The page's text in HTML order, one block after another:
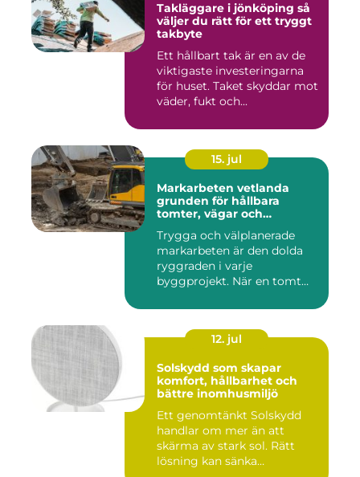
Takläggare i jönköping så
väljer du rätt för ett tryggt
takbyte
Ett hållbart tak är en av de
viktigaste investeringarna
för huset. Taket skyddar mot
väder, fukt och...
15. jul
Markarbeten vetlanda
grunden för hållbara
tomter, vägar och
Trygga och välplanerade
markarbeten är den dolda
ryggraden i varje
byggprojekt. När en tomt
12. jul
Solskydd som skapar
komfort, hållbarhet och
bättre inomhusmiljö
Ett genomtänkt Solskydd
handlar om mer än att
skärma av stark sol. Rätt
lösning kan sänka